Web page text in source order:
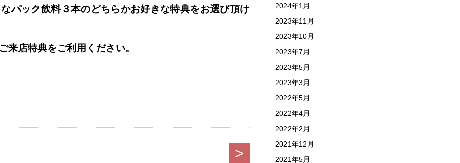
パック飲料３本のどちらかお好きな特典をお選び頂け
来店特典をご利用ください。
>
2024年1月
2023年11月
2023年10月
2023年7月
2023年5月
2023年3月
2022年5月
2022年4月
2022年2月
2021年12月
2021年5月